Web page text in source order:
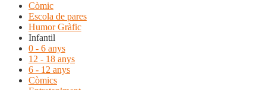
Còmic
Escola de pares
Humor Gràfic
Infantil
0 - 6 anys
12 - 18 anys
6 - 12 anys
Còmics